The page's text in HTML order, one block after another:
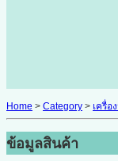
Home > Category > เครื่อ
ข้อมูลสินค้า